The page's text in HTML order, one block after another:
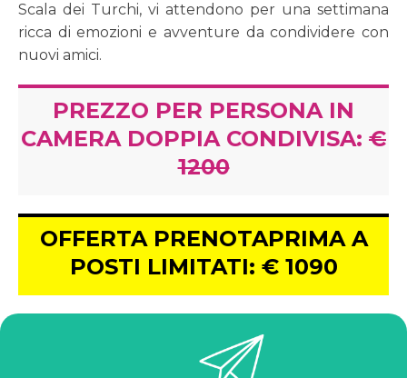
Scala dei Turchi, vi attendono per una settimana
ricca di emozioni e avventure da condividere con
nuovi amici.
PREZZO PER PERSONA IN
CAMERA DOPPIA CONDIVISA: €
1200
OFFERTA PRENOTAPRIMA A
POSTI LIMITATI: € 1090